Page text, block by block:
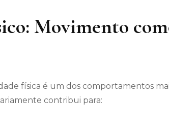
Movimento
física é um dos comportamentos
contribui para: